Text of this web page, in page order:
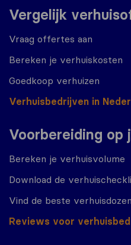
Vergelijk
Vraag offertes aan
Bereken je verhuiskosten
Goedkoop verhuizen
Verhuisbedrijven in
Voorbereiding op
Bereken je verhuisvolume
Download de
Vind de beste verhuisdozen
Reviews voor